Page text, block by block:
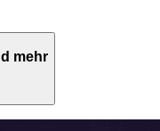
mehr